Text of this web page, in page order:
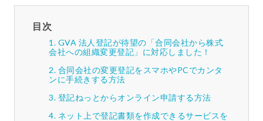
目次
GVA 法人登記が待望の「合同会社から株式
会社への組織変更登記」に対応しました！
合同会社の変更登記をスマホやPCでカンタ
ンに手続きする方法
登記ねっとからオンライン申請する方法
ネット上で登記書類を作成できるサービスを